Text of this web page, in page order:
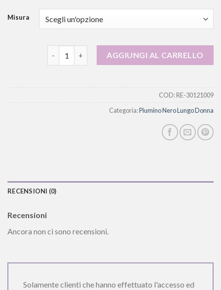
Misura
piumino nero lungo donna quantità
AGGIUNGI AL CARRELLO
COD:RE-30121009
Categoria:Piumino Nero Lungo Donna
RECENSIONI (0)
Recensioni
Ancora non ci sono recensioni.
Solamente clienti che hanno effettuato l'accesso ed